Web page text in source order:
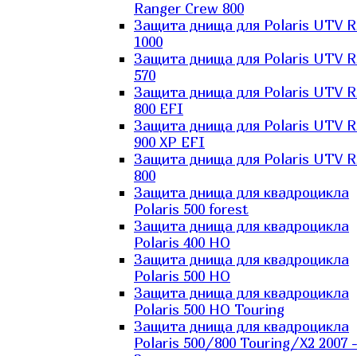
Ranger Сrew 800
Защита днища для Polaris UTV
1000
Защита днища для Polaris UTV
570
Защита днища для Polaris UTV
800 EFI
Защита днища для Polaris UTV
900 XP EFI
Защита днища для Polaris UTV
800
Защита днища для квадроцикла
Polaris 500 forest
Защита днища для квадроцикла
Polaris 400 HO
Защита днища для квадроцикла
Polaris 500 HO
Защита днища для квадроцикла
Polaris 500 HO Touring
Защита днища для квадроцикла
Polaris 500/800 Touring/X2 2007 -